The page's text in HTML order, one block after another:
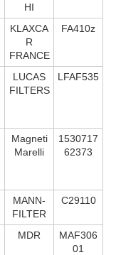
HI
KLAXCA
R
FRANCE
FA410z
LUCAS
FILTERS
LFAF535
Magneti
Marelli
1530717
62373
MANN-
FILTER
C29110
MDR
MAF306
01